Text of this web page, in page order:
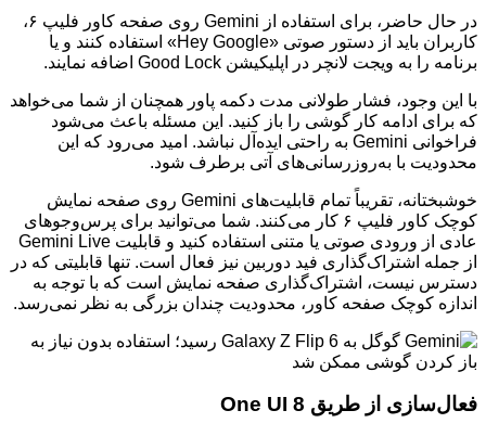
در حال حاضر، برای استفاده از Gemini روی صفحه کاور فلیپ ۶،
کاربران باید از دستور صوتی «Hey Google» استفاده کنند و یا
برنامه را به ویجت لانچر در اپلیکیشن Good Lock اضافه نمایند.
با این وجود، فشار طولانی مدت دکمه پاور همچنان از شما می‌خواهد
که برای ادامه کار گوشی را باز کنید. این مسئله باعث می‌شود
فراخوانی Gemini به راحتی ایده‌آل نباشد. امید می‌رود که این
محدودیت با به‌روزرسانی‌های آتی برطرف شود.
خوشبختانه، تقریباً تمام قابلیت‌های Gemini روی صفحه نمایش
کوچک کاور فلیپ ۶ کار می‌کنند. شما می‌توانید برای پرس‌وجوهای
عادی از ورودی صوتی یا متنی استفاده کنید و قابلیت Gemini Live
از جمله اشتراک‌گذاری فید دوربین نیز فعال است. تنها قابلیتی که در
دسترس نیست، اشتراک‌گذاری صفحه نمایش است که با توجه به
اندازه کوچک صفحه کاور، محدودیت چندان بزرگی به نظر نمی‌رسد.
فعال‌سازی از طریق One UI 8